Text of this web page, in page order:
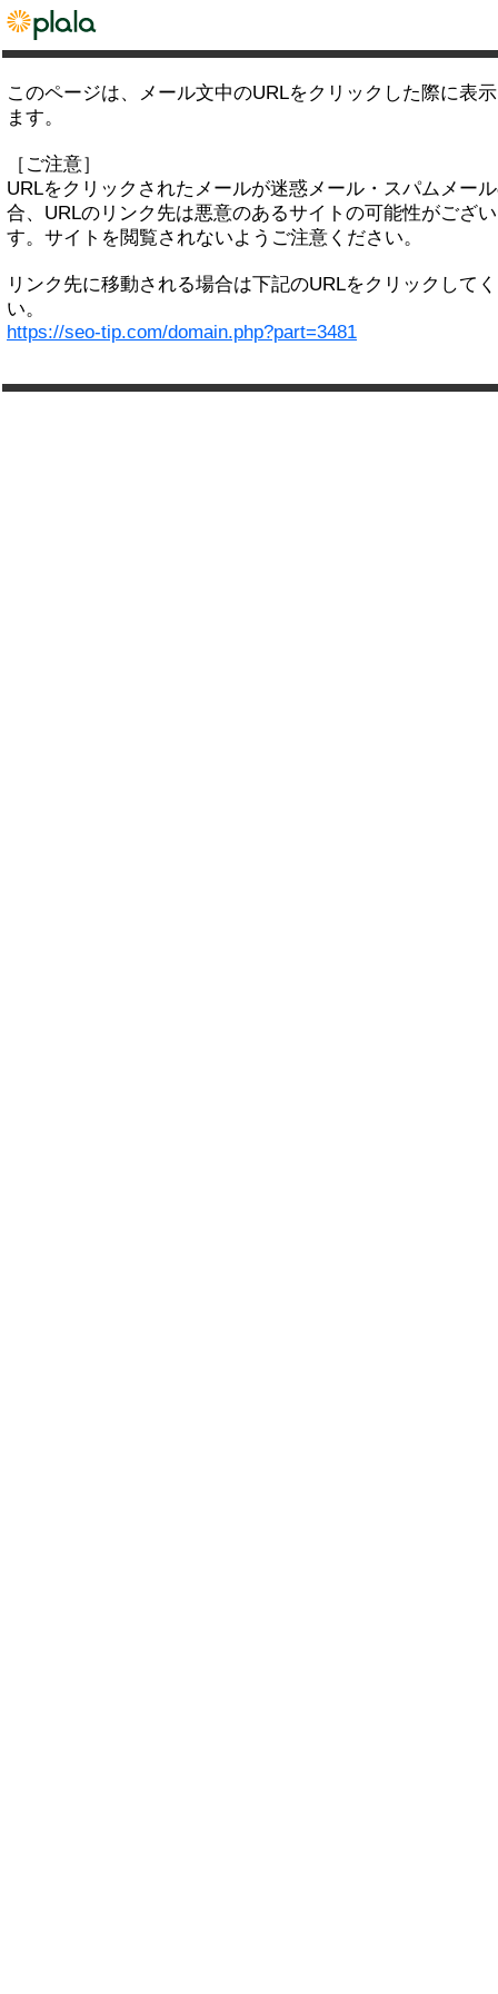
このページは、メール文中のURLをクリックした際に表
ます。
［ご注意］
URLをクリックされたメールが迷惑メール・スパムメー
合、URLのリンク先は悪意のあるサイトの可能性がござ
す。サイトを閲覧されないようご注意ください。
リンク先に移動される場合は下記のURLをクリックして
い。
https://seo-tip.com/domain.php?part=3481